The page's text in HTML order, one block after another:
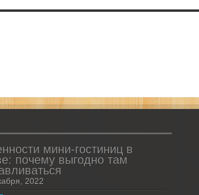
мини-гостиниц в
почему выгодно там
2022